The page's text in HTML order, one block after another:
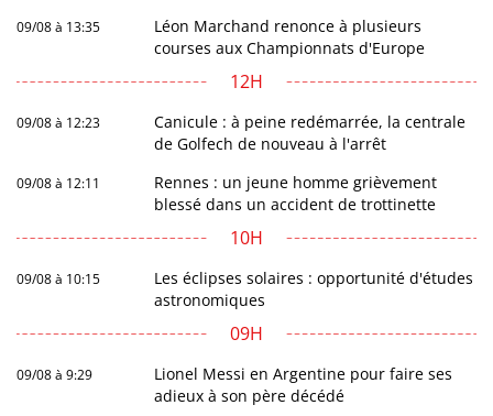
09/08 à 13:35
Léon Marchand renonce à plusieurs
courses aux Championnats d'Europe
12H
09/08 à 12:23
Canicule : à peine redémarrée, la centrale
de Golfech de nouveau à l'arrêt
09/08 à 12:11
Rennes : un jeune homme grièvement
blessé dans un accident de trottinette
10H
09/08 à 10:15
Les éclipses solaires : opportunité d'études
astronomiques
09H
09/08 à 9:29
Lionel Messi en Argentine pour faire ses
adieux à son père décédé